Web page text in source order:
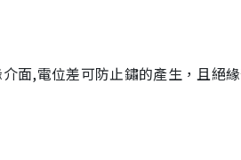
面,電位差可防止鏽的產生，且絕